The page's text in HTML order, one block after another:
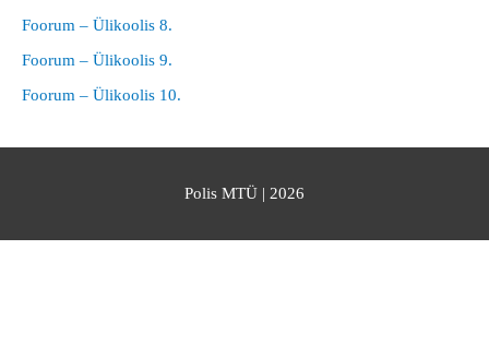
Foorum – Ülikoolis 8.
Foorum – Ülikoolis 9.
Foorum – Ülikoolis 10.
Polis MTÜ | 2026